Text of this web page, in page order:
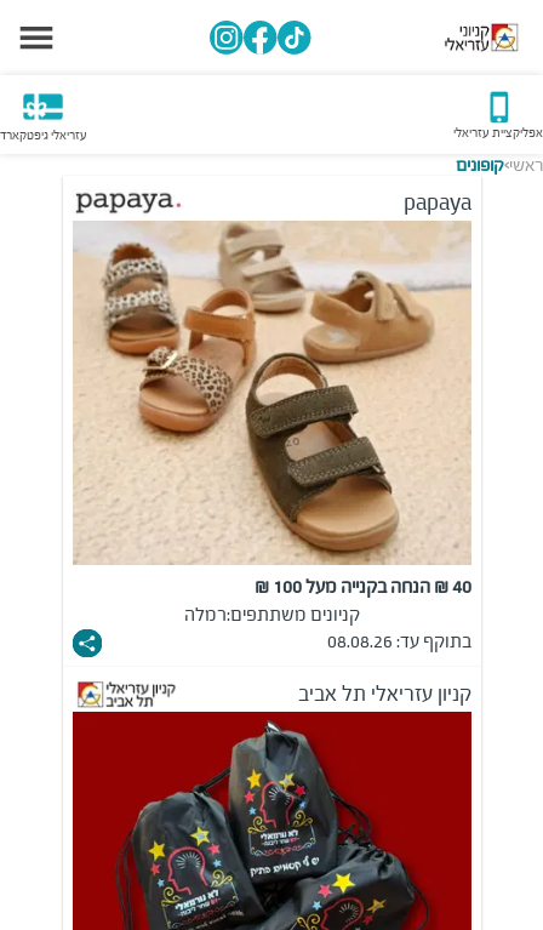
אפליקציית עזריאלי עזריאלי גיפטקארד
ראשי>קופונים
papaya
40 ₪ הנחה בקנייה מעל 100 ₪
קניונים משתתפים:רמלה
בתוקף עד: 08.08.26
קניון עזריאלי תל אביב